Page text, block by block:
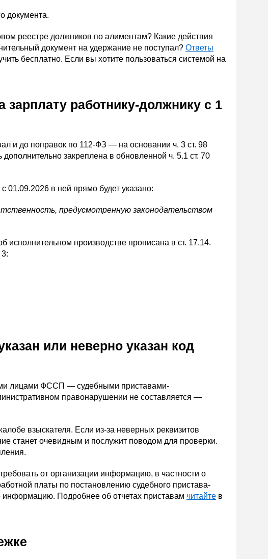
документа.
реестре должников по алиментам? Какие действия
документ на удержание не поступал? Ответы
бесплатно. Если вы хотите пользоваться системой на
работнику-должнику с 1
и до поправок по 112-ФЗ — на основании ч. 3 ст. 98
закреплена в обновленной ч. 5.1 ст. 70
01.09.2026 в ней прямо будет указано:
предусмотренную законодательством
исполнительном производстве прописана в ст. 17.14.
или неверно указан код
лицами ФССП — судебными приставами-
правонарушении не составляется —
взыскателя. Если из-за неверных реквизитов
станет очевидным и послужит поводом для проверки.
от организации информацию, в частности о
платы по постановлению судебного пристава-
информацию. Подробнее об отчетах приставам читайте в